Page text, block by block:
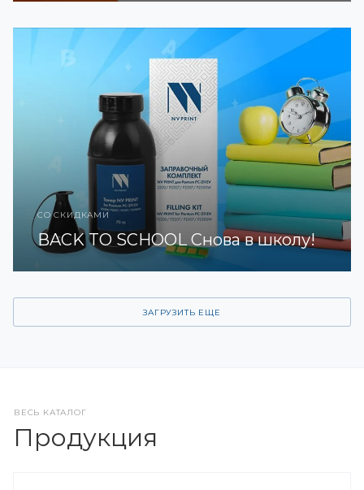
СО СКИДКАМИ
BACK TO SCHOOL Снова в школу!
ЗАГРУЗИТЬ ЕЩЕ
ВЕСЬ КАТАЛОГ
Продукция